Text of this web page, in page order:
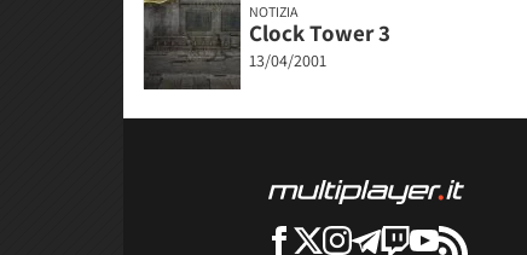
NOTIZIA
Clock Tower 3
13/04/2001